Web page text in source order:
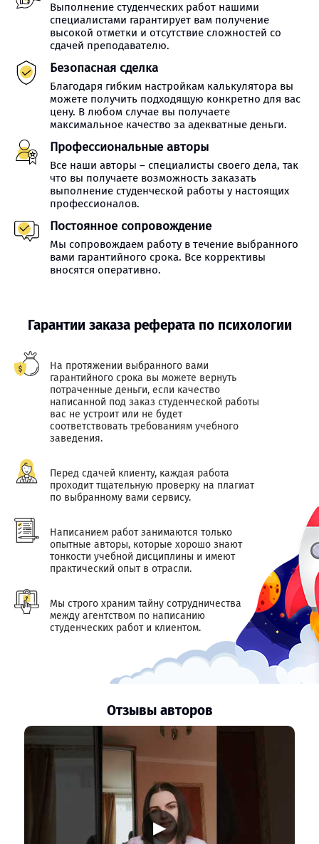
Выполнение студенческих работ нашими
специалистами гарантирует вам получение
высокой отметки и отсутствие сложностей со
сдачей преподавателю.
Безопасная сделка
Благодаря гибким настройкам калькулятора вы
можете получить подходящую конкретно для вас
цену. В любом случае вы получаете
максимальное качество за адекватные деньги.
Профессиональные авторы
Все наши авторы – специалисты своего дела, так
что вы получаете возможность заказать
выполнение студенческой работы у настоящих
профессионалов.
Постоянное сопровождение
Мы сопровождаем работу в течение выбранного
вами гарантийного срока. Все коррективы
вносятся оперативно.
Гарантии заказа реферата по психологии
На протяжении выбранного вами
гарантийного срока вы можете вернуть
потраченные деньги, если качество
написанной под заказ студенческой работы
вас не устроит или не будет
соответствовать требованиям учебного
заведения.
Перед сдачей клиенту, каждая работа
проходит тщательную проверку на плагиат
по выбранному вами сервису.
Написанием работ занимаются только
опытные авторы, которые хорошо знают
тонкости учебной дисциплины и имеют
практический опыт в отрасли.
Мы строго храним тайну сотрудничества
между агентством по написанию
студенческих работ и клиентом.
Отзывы авторов
▶